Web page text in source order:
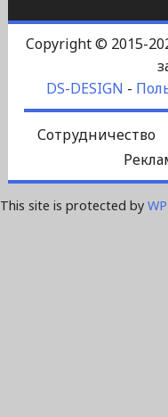
Copyright © 2015-
DS-DESIGN -
Сотрудничество
This site is protected by